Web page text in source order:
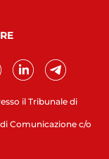
il Tribunale di
Comunicazione c/o